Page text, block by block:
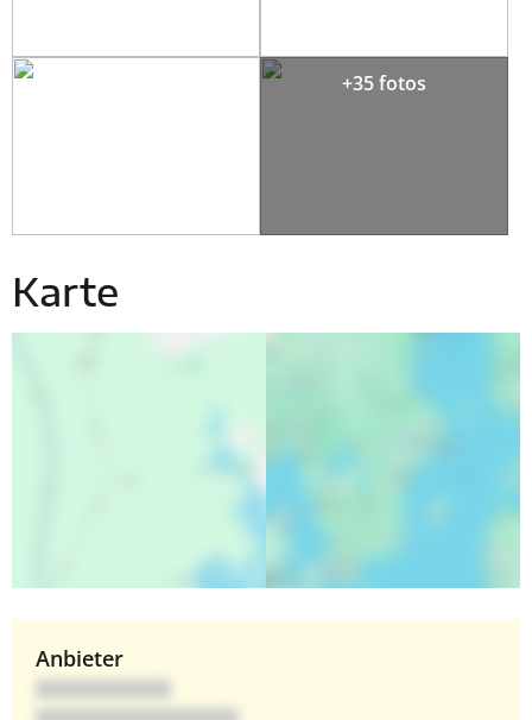
+35 fotos
Karte
Anbieter